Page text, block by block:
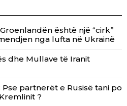
është një “cirk”
nga lufta në Ukrainë
dhe Mullave të Iranit
partnerët e Rusisë tani po
?